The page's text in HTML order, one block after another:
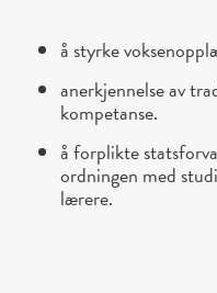
å styrke
anerkjennelse av
kompetanse.
å forplikte
ordningen med
lærere.